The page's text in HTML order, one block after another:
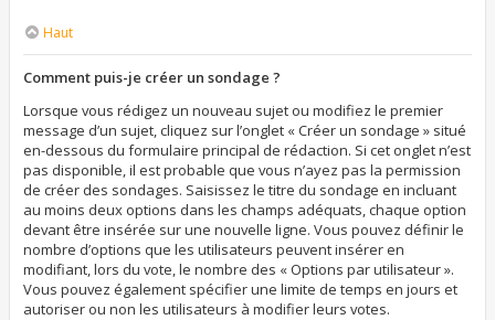
Haut
Comment puis-je créer un sondage ?
Lorsque vous rédigez un nouveau sujet ou modifiez le premier
message d’un sujet, cliquez sur l’onglet « Créer un sondage » situé
en-dessous du formulaire principal de rédaction. Si cet onglet n’est
pas disponible, il est probable que vous n’ayez pas la permission
de créer des sondages. Saisissez le titre du sondage en incluant
au moins deux options dans les champs adéquats, chaque option
devant être insérée sur une nouvelle ligne. Vous pouvez définir le
nombre d’options que les utilisateurs peuvent insérer en
modifiant, lors du vote, le nombre des « Options par utilisateur ».
Vous pouvez également spécifier une limite de temps en jours et
autoriser ou non les utilisateurs à modifier leurs votes.